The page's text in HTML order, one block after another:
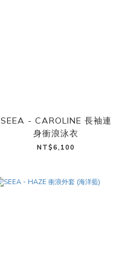
SEEA - CAROLINE 長袖連
身衝浪泳衣
NT$6,100